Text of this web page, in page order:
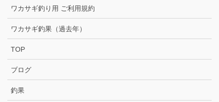
ワカサギ釣り用 ご利用規約
ワカサギ釣果（過去年）
TOP
ブログ
釣果